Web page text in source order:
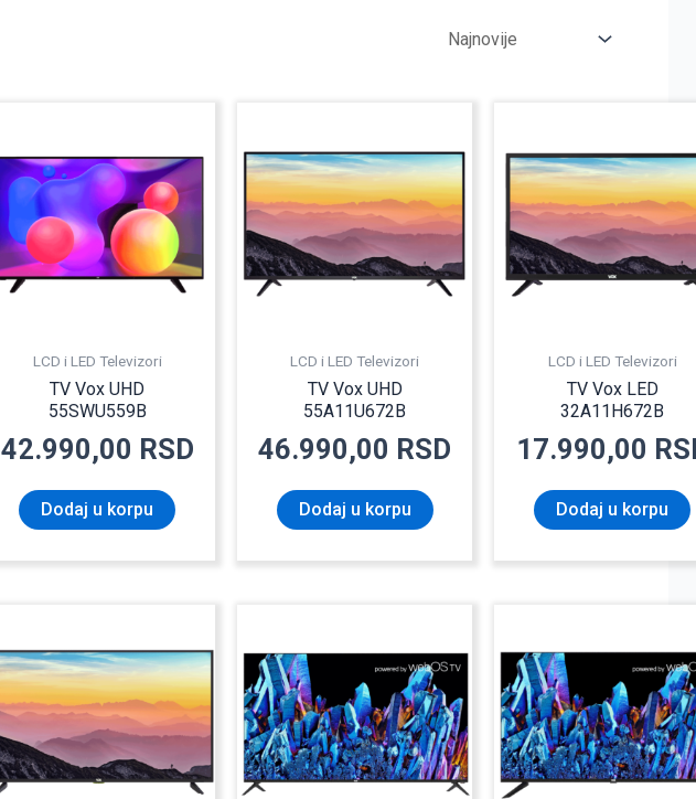
LCD i LED Televizori
TV Vox UHD
55SWU559B
42.990,00 RSD
Dodaj u korpu
LCD i LED Televizori
TV Vox UHD
55A11U672B
46.990,00 RSD
Dodaj u korpu
LCD i LED Televizori
TV Vox LED
32A11H672B
17.990,00
Dodaj u korpu